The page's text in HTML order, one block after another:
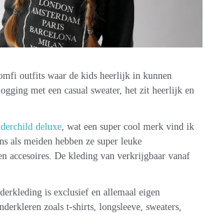
outfits waar de kids heerlijk in kunnen
met een casual sweater, het zit heerlijk en
deluxe , wat een super cool merk vind ik
als meiden hebben ze super leuke
accesoires. De kleding van verkrijgbaar vanaf
is exclusief en allemaal eigen
zoals t-shirts, longsleeve, sweaters,